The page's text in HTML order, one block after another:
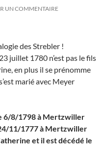
UN COMMENTAIRE
des Strebler !
juillet 1780 n’est pas le fils
en plus il se prénomme
marié avec Meyer
6/8/1798 à Mertzwiller
11/1777 à Mertzwiller
et il est décédé le